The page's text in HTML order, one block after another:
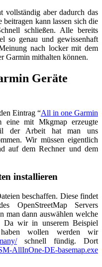
vollständig aber dadurch das
kann lassen sich die
schließen. Alle bereits
so genau und gewissenhaft
nach locker mit dem
Garmin mithalten können.
Geräte
Eintrag “All in one Garmin
mit Mkgmap erzeugte
der Arbeit hat man uns
Wir müssen eigentlich
auf dem Rechner und dem
installieren
beschaffen. Diese findet
OpenStreetMap Servers
man dann auswählen welche
Da wir in unserem Beispiel
wollen werden wir
schnell fündig. Dort
AllInOne-DE-basemap.exe